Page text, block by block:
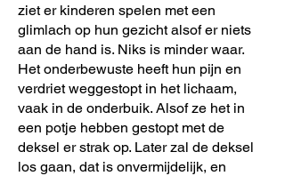
ziet er kinderen spelen met een
glimlach op hun gezicht alsof er niets
aan de hand is. Niks is minder waar.
Het onderbewuste heeft hun pijn en
verdriet weggestopt in het lichaam,
vaak in de onderbuik. Alsof ze het in
een potje hebben gestopt met de
deksel er strak op. Later zal de deksel
los gaan, dat is onvermijdelijk, en